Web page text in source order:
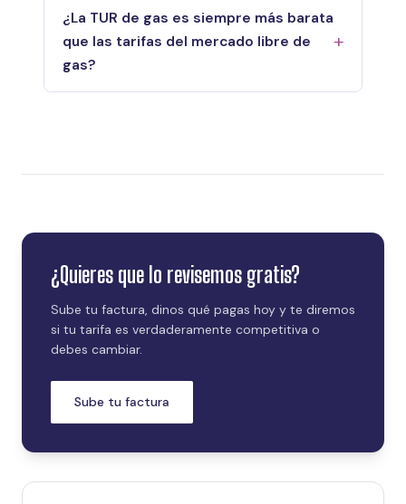
¿La TUR de gas es siempre más barata
que las tarifas del mercado libre de
gas?
¿Quieres que lo revisemos gratis?
Sube tu factura, dinos qué pagas hoy y te diremos
si tu tarifa es verdaderamente competitiva o
debes cambiar.
Sube tu factura